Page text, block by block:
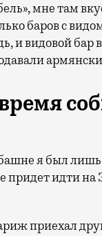
мне там
баров с
и видовой бар
я был
придет идти
приехал